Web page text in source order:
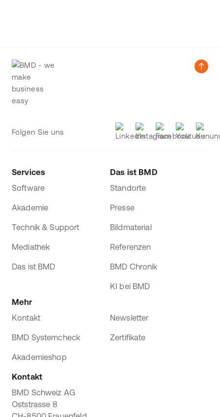
Folgen Sie uns
Services
Software
Akademie
Technik & Support
Mediathek
Das ist BMD
Das ist BMD
Standorte
Presse
Bildmaterial
Referenzen
BMD Chronik
KI bei BMD
Mehr
Kontakt
Newsletter
BMD Systemcheck Zertifikate
Akademieshop
Kontakt
BMD Schweiz AG
Oststrasse 8